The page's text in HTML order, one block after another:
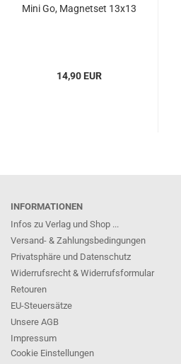
Mini Go, Magnetset 13x13
14,90 EUR
INFORMATIONEN
Infos zu Verlag und Shop ...
Versand- & Zahlungsbedingungen
Privatsphäre und Datenschutz
Widerrufsrecht & Widerrufsformular
Retouren
EU-Steuersätze
Unsere AGB
Impressum
Cookie Einstellungen